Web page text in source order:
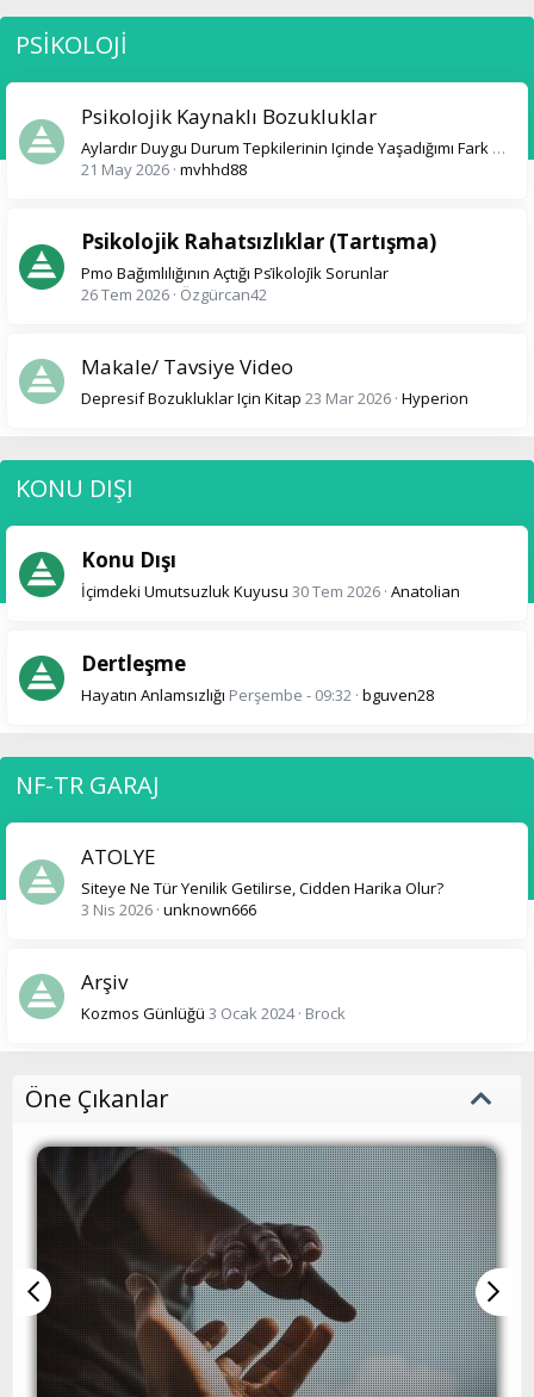
PSİKOLOJİ
Psikolojik Kaynaklı Bozukluklar
Aylardır Duygu Durum Tepkilerinin Içinde Yaşadığımı Fark Ettim
21 May 2026 mvhhd88
Psikolojik Rahatsızlıklar (Tartışma)
Pmo Bağımlılığının Açtığı Psi̇koloji̇k Sorunlar
26 Tem 2026 Özgürcan42
Makale/ Tavsiye Video
Depresif Bozukluklar Için Kitap 23 Mar 2026 Hyperion
KONU DIŞI
Konu Dışı
İçimdeki Umutsuzluk Kuyusu 30 Tem 2026 Anatolian
Dertleşme
Hayatın Anlamsızlığı Perşembe - 09:32 bguven28
NF-TR GARAJ
ATOLYE
Siteye Ne Tür Yenilik Getilirse, Cidden Harika Olur?
3 Nis 2026 unknown666
Arşiv
Kozmos Günlüğü 3 Ocak 2024 Brock
Öne Çıkanlar